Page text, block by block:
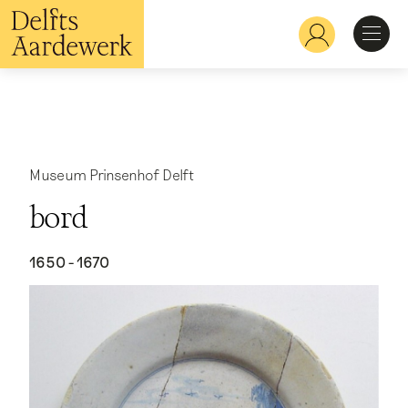
Overslaan
en
naar
de
Hoofdnavigatie
Bekijken
Verdiepen
Museum Prinsenhof Delft
bord
1650 - 1670